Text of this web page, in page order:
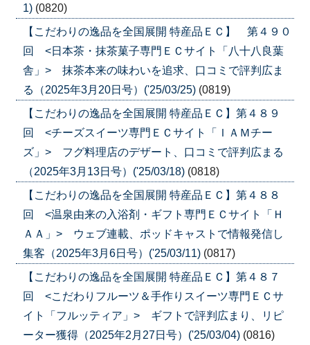
1) (0820)
【こだわりの逸品を全国展開 特産品ＥＣ】 第４９０
回 <日本茶・抹茶菓子専門ＥＣサイト「八十八良葉
舎」> 抹茶本来の味わいを追求、口コミで評判広ま
る（2025年3月20日号）('25/03/25) (0819)
【こだわりの逸品を全国展開 特産品ＥＣ】第４８９
回 <チーズスイーツ専門ＥＣサイト「ＩＡＭチー
ズ」> フグ料理店のデザート、口コミで評判広まる
（2025年3月13日号）('25/03/18) (0818)
【こだわりの逸品を全国展開 特産品ＥＣ】第４８８
回 <温泉由来の入浴剤・ギフト専門ＥＣサイト「Ｈ
ＡＡ」> ウェブ連載、ポッドキャストで情報発信し
集客（2025年3月6日号）('25/03/11) (0817)
【こだわりの逸品を全国展開 特産品ＥＣ】第４８７
回 <こだわりフルーツ＆手作りスイーツ専門ＥＣサ
イト「フルッティア」> ギフトで評判広まり、リピ
ーター獲得（2025年2月27日号）('25/03/04) (0816)